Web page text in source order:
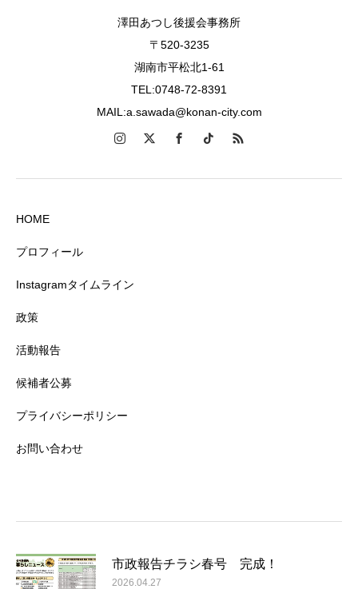
澤田あつし後援会事務所
〒520-3235
湖南市平松北1-61
TEL:0748-72-8391
MAIL:a.sawada@konan-city.com
HOME
プロフィール
Instagramタイムライン
政策
活動報告
候補者公募
プライバシーポリシー
お問い合わせ
市政報告チラシ春号 完成！
2026.04.27